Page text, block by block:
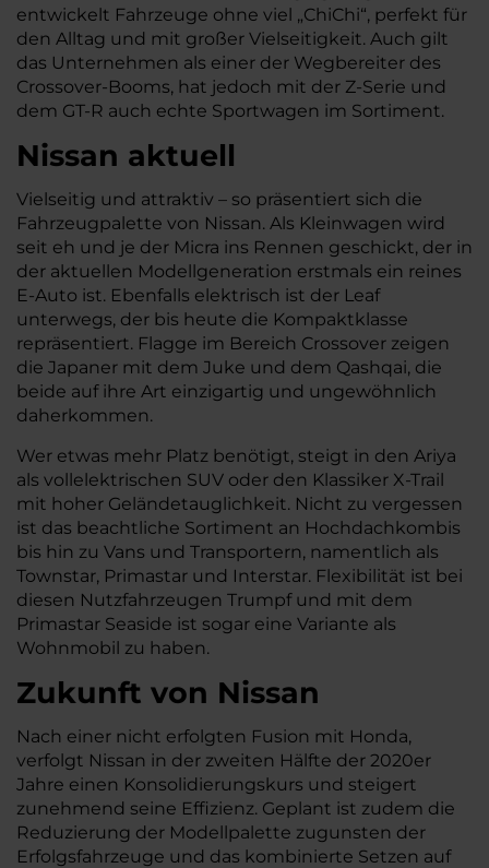
entwickelt Fahrzeuge ohne viel „ChiChi“, perfekt für
den Alltag und mit großer Vielseitigkeit. Auch gilt
das Unternehmen als einer der Wegbereiter des
Crossover-Booms, hat jedoch mit der Z-Serie und
dem GT-R auch echte Sportwagen im Sortiment.
Nissan aktuell
Vielseitig und attraktiv – so präsentiert sich die
Fahrzeugpalette von Nissan. Als Kleinwagen wird
seit eh und je der Micra ins Rennen geschickt, der in
der aktuellen Modellgeneration erstmals ein reines
E-Auto ist. Ebenfalls elektrisch ist der Leaf
unterwegs, der bis heute die Kompaktklasse
repräsentiert. Flagge im Bereich Crossover zeigen
die Japaner mit dem Juke und dem Qashqai, die
beide auf ihre Art einzigartig und ungewöhnlich
daherkommen.
Wer etwas mehr Platz benötigt, steigt in den Ariya
als vollelektrischen SUV oder den Klassiker X-Trail
mit hoher Geländetauglichkeit. Nicht zu vergessen
ist das beachtliche Sortiment an Hochdachkombis
bis hin zu Vans und Transportern, namentlich als
Townstar, Primastar und Interstar. Flexibilität ist bei
diesen Nutzfahrzeugen Trumpf und mit dem
Primastar Seaside ist sogar eine Variante als
Wohnmobil zu haben.
Zukunft von Nissan
Nach einer nicht erfolgten Fusion mit Honda,
verfolgt Nissan in der zweiten Hälfte der 2020er
Jahre einen Konsolidierungskurs und steigert
zunehmend seine Effizienz. Geplant ist zudem die
Reduzierung der Modellpalette zugunsten der
Erfolgsfahrzeuge und das kombinierte Setzen auf